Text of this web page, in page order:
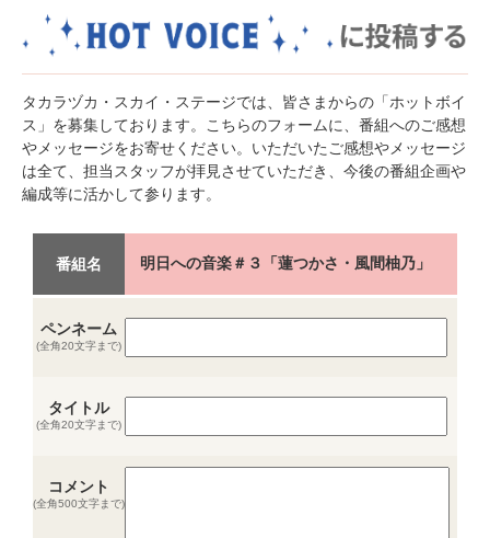
タカラヅカ・スカイ・ステージでは、皆さまからの「ホットボイ
ス」を募集しております。こちらのフォームに、番組へのご感想
やメッセージをお寄せください。いただいたご感想やメッセージ
は全て、担当スタッフが拝見させていただき、今後の番組企画や
編成等に活かして参ります。
番組名 明日への音楽＃３「蓮つかさ・風間柚乃」
ペンネーム
(全角20文字まで)
タイトル
(全角20文字まで)
コメント
(全角500文字まで)